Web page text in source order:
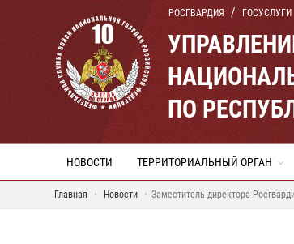
РОСГВАРДИЯ ГОСУСЛУГИ
ПО
НОВОСТИ ТЕРРИТОРИАЛЬНЫЙ ОРГАН
Главная Новости Заместитель директора